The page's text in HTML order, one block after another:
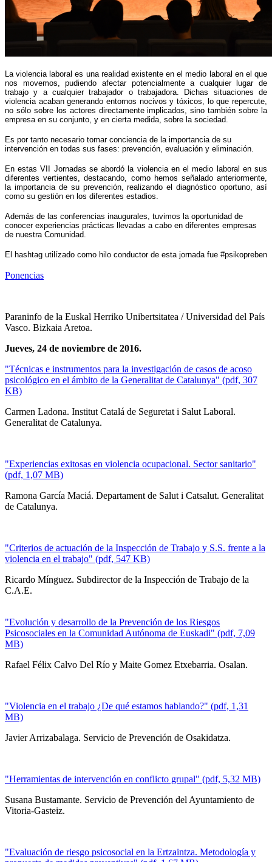
La violencia laboral es una realidad existente en el medio laboral en el que
nos movemos, pudiendo afectar potencialmente a cualquier lugar de
trabajo y a cualquier trabajador o trabajadora. Dichas situaciones de
violencia acaban generando entornos nocivos y tóxicos, lo que repercute,
no sólo sobre los actores directamente implicados, sino también sobre la
empresa en su conjunto, y en cierta medida, sobre la sociedad.
Es por tanto necesario tomar conciencia de la importancia de su
intervención en todas sus fases: prevención, evaluación y eliminación.
En estas VII Jornadas se abordó la violencia en el medio laboral en sus
diferentes vertientes, destacando, como hemos señalado anteriormente,
la importancia de su prevención, realizando el diagnóstico oportuno, así
como su gestión en los diferentes estadios.
Además de las conferencias inaugurales, tuvimos la oportunidad de
conocer experiencias prácticas llevadas a cabo en diferentes empresas
de nuestra Comunidad.
El hashtag utilízado como hilo conductor de esta jornada fue #psikopreben
Ponencias
Paraninfo de la Euskal Herriko Unibertsitatea / Universidad del País
Vasco. Bizkaia Aretoa.
Jueves, 24 de noviembre de 2016.
"Técnicas e instrumentos para la investigación de casos de acoso
psicológico en el ámbito de la Generalitat de Catalunya" (pdf, 307
KB)
Carmen Ladona. Institut Catalá de Seguretat i Salut Laboral.
Generalitat de Catalunya.
"Experiencias exitosas en violencia ocupacional. Sector sanitario"
(pdf, 1,07 MB)
Ramona García Maciá. Departament de Salut i Catsalut. Generalitat
de Catalunya.
"Criterios de actuación de la Inspección de Trabajo y S.S. frente a la
violencia en el trabajo" (pdf, 547 KB)
Ricardo Mínguez. Subdirector de la Inspección de Trabajo de la
C.A.E.
"Evolución y desarrollo de la Prevención de los Riesgos
Psicosociales en la Comunidad Autónoma de Euskadi" (pdf, 7,09
MB)
Rafael Félix Calvo Del Río y Maite Gomez Etxebarria. Osalan.
"Violencia en el trabajo ¿De qué estamos hablando?" (pdf, 1,31
MB)
Javier Arrizabalaga. Servicio de Prevención de Osakidatza.
"Herramientas de intervención en conflicto grupal" (pdf, 5,32 MB)
Susana Bustamante. Servicio de Prevención del Ayuntamiento de
Vitoria-Gasteiz.
"Evaluación de riesgo psicosocial en la Ertzaintza. Metodología y